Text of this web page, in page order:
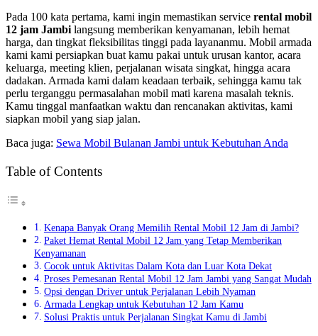
Pada 100 kata pertama, kami ingin memastikan service rental mobil
12 jam Jambilangsung memberikan kenyamanan, lebih hemat
harga, dan tingkat fleksibilitas tinggi pada layananmu. Mobil armada
kami kami persiapkan buat kamu pakai untuk urusan kantor, acara
keluarga, meeting klien, perjalanan wisata singkat, hingga acara
dadakan. Armada kami dalam keadaan terbaik, sehingga kamu tak
perlu terganggu permasalahan mobil mati karena masalah teknis.
Kamu tinggal manfaatkan waktu dan rencanakan aktivitas, kami
siapkan mobil yang siap jalan.
Baca juga: Sewa Mobil Bulanan Jambi untuk Kebutuhan Anda
Table of Contents
Kenapa Banyak Orang Memilih Rental Mobil 12 Jam di Jambi?
Paket Hemat Rental Mobil 12 Jam yang Tetap Memberikan
Kenyamanan
Cocok untuk Aktivitas Dalam Kota dan Luar Kota Dekat
Proses Pemesanan Rental Mobil 12 Jam Jambi yang Sangat Mudah
Opsi dengan Driver untuk Perjalanan Lebih Nyaman
Armada Lengkap untuk Kebutuhan 12 Jam Kamu
Solusi Praktis untuk Perjalanan Singkat Kamu di Jambi